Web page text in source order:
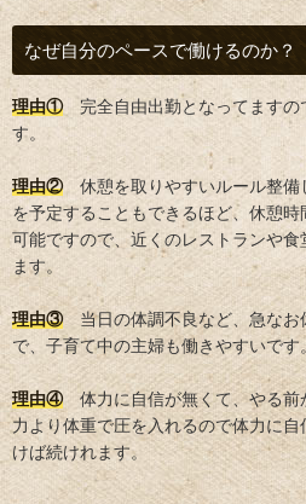
なぜ自分のペースで働けるのか？
理由①完全自由出勤となってますの
す。
理由②休憩を取りやすいルール整備
を予定することもできるほど、休憩
可能ですので、近くのレストランや
ます。
理由③当日の体調不良など、急なお
で、子育て中の主婦も働きやすいです。
理由④体力に自信が無くて、やる前
力より体重で圧を入れるので体力に
けば続けれます。